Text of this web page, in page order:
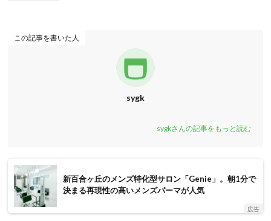
この記事を書いた人
sygk
sygkさんの記事をもっと読む
新百合ヶ丘のメンズ特化型サロン「Genie」。朝1分で
決まる再現性の高いメンズパーマが人気
広告